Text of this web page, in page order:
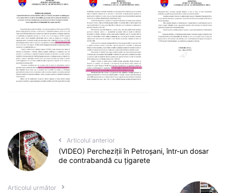
Articolul anterior
(VIDEO) Percheziții în Petroșani, într-un dosar
de contrabandă cu țigarete
Articolul următor